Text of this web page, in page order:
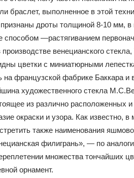
браслет, выполненное в этой
дроты толщиной 8-10 мм,
способом —растягиванием
венецианского
цветки с миниатюрными
французской фабрике Баккара
художественного стекла
из различно
окраски и узора. Как известно,
также наименования
филигрань», — по
множества тончайших
орнамент.